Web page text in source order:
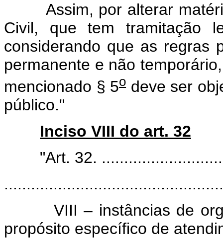
Assim, por alterar matéria
Civil, que tem tramitação
considerando que as regras
permanente e não
mencionado § 5odeve ser
público."
Inciso VIII do art. 32
"Art. 32.
VIII – instâncias de
propósito específico de